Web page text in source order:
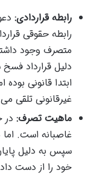
رابطه قراردادی:
رابطه حقوقی
متصرف وجود
دلیل قرارداد
ابتدا قانونی
غیرقانونی تلقی
ماهیت تصرف: در
غاصبانه است. اما
سپس به دلیل
خود را از دست